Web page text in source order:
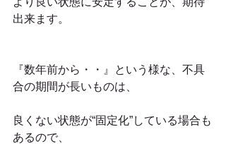
出来ます。
『数年前から・・』という様な、不具
合の期間が長いものは、
良くない状態が“固定化”している場合も
あるので、